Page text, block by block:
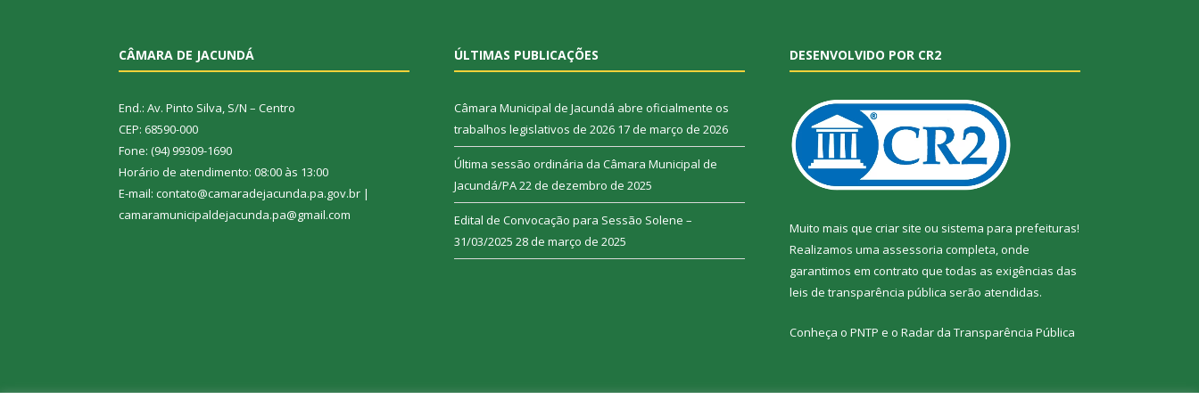
CÂMARA DE JACUNDÁ
End.: Av. Pinto Silva, S/N – Centro
CEP: 68590-000
Fone: (94) 99309-1690
Horário de atendimento: 08:00 às 13:00
E-mail: contato@camaradejacunda.pa.gov.br |
camaramunicipaldejacunda.pa@gmail.com
ÚLTIMAS PUBLICAÇÕES
Câmara Municipal de Jacundá abre oficialmente os
trabalhos legislativos de 2026 17 de março de 2026
Última sessão ordinária da Câmara Municipal de
Jacundá/PA22 de dezembro de 2025
Edital de Convocação para Sessão Solene –
31/03/2025 28 de março de 2025
DESENVOLVIDO POR CR2
Muito mais que criar site ou sistema para prefeituras!
Realizamos uma assessoria completa, onde
garantimos em contrato que todas as exigências das
leis de transparência pública serão atendidas.
Conheça o PNTP e o Radar da Transparência Pública